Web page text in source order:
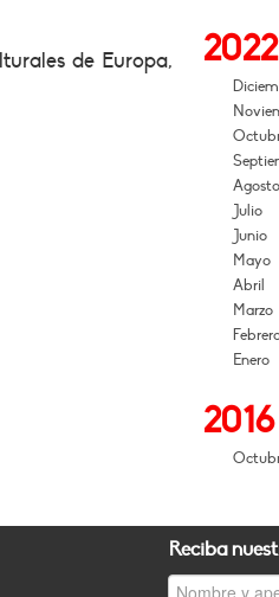
de Europa,
2022
Agosto
Julio
Junio
Mayo
Abril
Marzo
Enero
2016
Reciba